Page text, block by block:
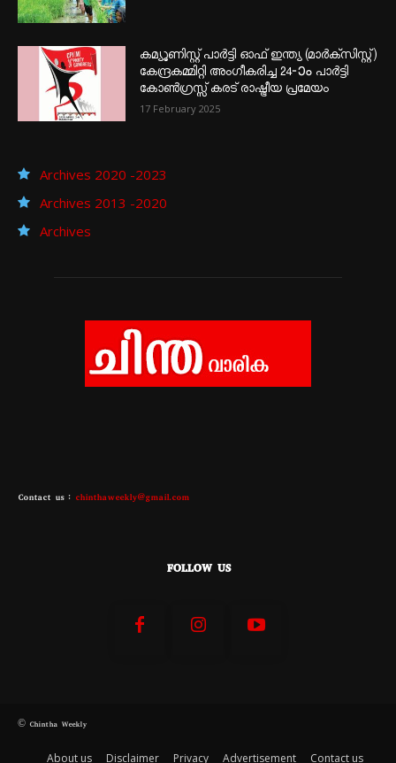
കമ്യൂണിസ്റ്റ് പാർട്ടി ഓഫ് ഇന്ത്യ (മാർക്സിസ്റ്റ്)
കേന്ദ്രകമ്മിറ്റി അംഗീകരിച്ച 24‐ാം പാർട്ടി
കോൺഗ്രസ്സ് കരട് രാഷ്ട്രീയ പ്രമേയം
17 February 2025
Archives 2020 -2023
Archives 2013 -2020
Archives
Contact us : chinthaweekly@gmail.com
FOLLOW US
© Chintha Weekly
About us Disclaimer Privacy Advertisement Contact us